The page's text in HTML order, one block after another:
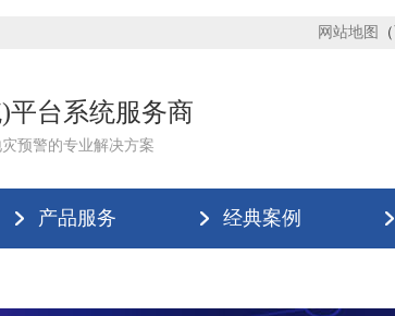
网站地图 （
平台系统服务商
预警的专业解决方案
产品服务 经典案例